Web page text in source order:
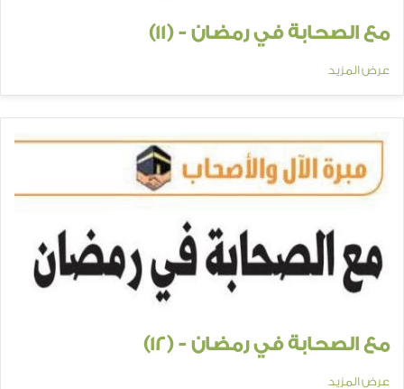
مع الصحابة في رمضان - (11)
عرض المزيد
مع الصحابة في رمضان - (12)
عرض المزيد